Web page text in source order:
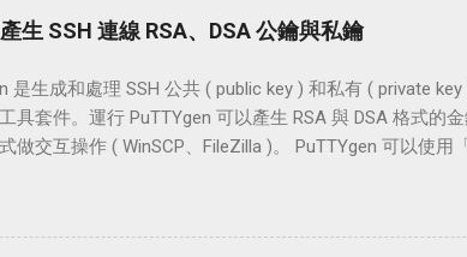
用習慣不一，尤其是電腦裝置常常下載一些有的沒的程
子域名 ) 讓「裸域名」網址轉向非 www 的方法
首先，登入 Blogger 後台，找到左頁框中的「設定 \ 基本
域】 在「進階設定」下方的輸入框中，「輸入自己的網址
名」綁定 Blogger 的訊息，並要求我們新增一個頂層網域
選【設定說明】在「瀏覽器」開一新分頁，觀察一下該
需在自己的 DNS 平台中設定一個「CNAME 記錄 www
也對應到 www.techcoke.com」的話 ( * 網址
生 SSH 連線 RSA、DSA 公鑰與私鑰
是生成和處理 SSH 公共 ( public key ) 和私有 ( private
具套件。運行 PuTTYgen 可以產生 RSA 與 DSA 格式的
做交互操作 ( WinSCP、FileZilla )。 PuTTYgen 可以使用
連線 RSA 、 DSA 公鑰 和 私鑰 ( 密鑰對 ) 外，還能加載
變更私鑰密碼，或是變更金鑰註解 ( Key comment )。